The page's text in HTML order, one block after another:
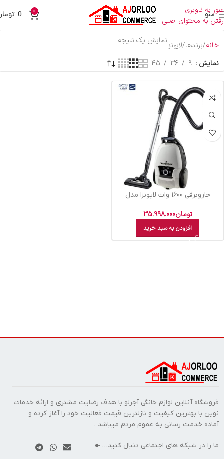
عبور به ناوبری
رفتن به محتوای اصلی
منو 0
0
خانه برندها لایونزانمایش یک نتیجه
نمایش 9
36
45
جاروبرقی 1600 وات لایونزا مدل
تومان35.998.000
افزودن به سبد خرید
فروشگاه آنلاین لوازم خانگی آجرلو با هدف رضایت مشتری و ارائه خدمات
نوین با بهترین کیفیت و نازلترین قیمت فعالیت خود را آغاز کرده و
آماده خدمت رسانی به عموم مردم میباشد .
ما را در شبکه های اجتماعی دنبال کنید…